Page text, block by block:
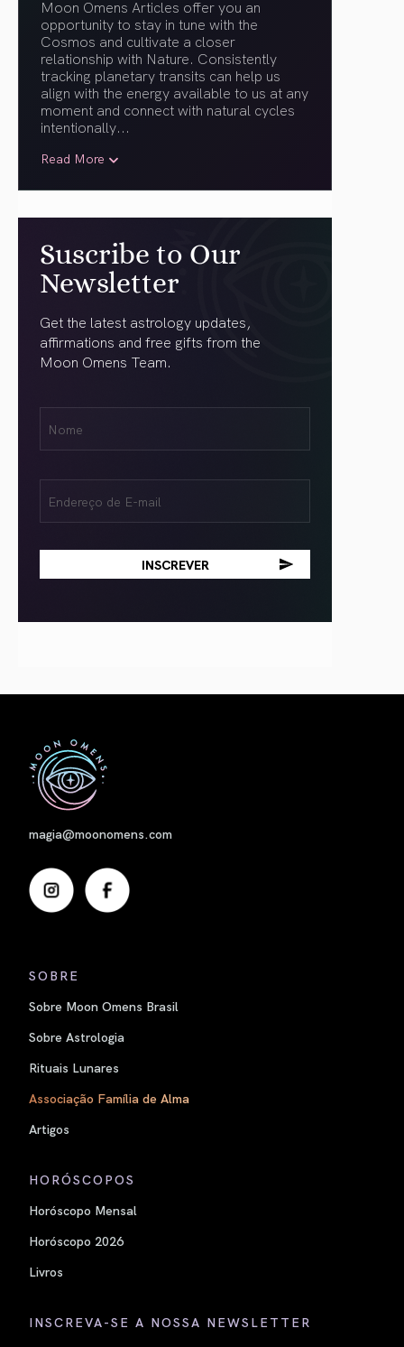
Moon Omens Articles offer you an
opportunity to stay in tune with the
Cosmos and cultivate a closer
relationship with Nature. Consistently
tracking planetary transits can help us
align with the energy available to us at any
moment and connect with natural cycles
intentionally...
Read More
Suscribe to Our
Newsletter
Get the latest astrology updates,
affirmations and free gifts from the
Moon Omens Team.
(obrigatório)
(obrigatório)
magia@moonomens.com
SOBRE
Sobre Moon Omens Brasil
Sobre Astrologia
Rituais Lunares
Associação Família de Alma
Artigos
HORÓSCOPOS
Horóscopo Mensal
Horóscopo 2026
Livros
INSCREVA-SE A NOSSA NEWSLETTER
Nome